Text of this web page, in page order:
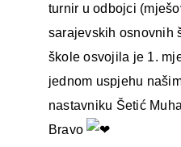
turnir u odbojci
sarajevskih osnovnih
škole osvojila je 1.
jednom uspjehu
nastavniku Šetić
Bravo